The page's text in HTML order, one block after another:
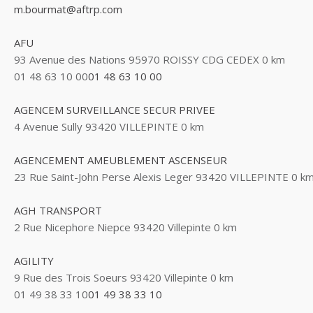
m.bourmat@aftrp.com
AFU
93 Avenue des Nations 95970 ROISSY CDG CEDEX 0 km
01 48 63 10 0001 48 63 10 00
AGENCEM SURVEILLANCE SECUR PRIVEE
4 Avenue Sully 93420 VILLEPINTE 0 km
AGENCEMENT AMEUBLEMENT ASCENSEUR
23 Rue Saint-John Perse Alexis Leger 93420 VILLEPINTE 0
AGH TRANSPORT
2 Rue Nicephore Niepce 93420 Villepinte 0 km
AGILITY
9 Rue des Trois Soeurs 93420 Villepinte 0 km
01 49 38 33 1001 49 38 33 10